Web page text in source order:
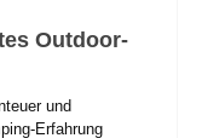
Outdoor-
und
Erfahrung